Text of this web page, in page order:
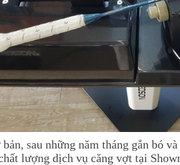
sau những năm tháng gắn bó
lượng dịch vụ căng vợt tại